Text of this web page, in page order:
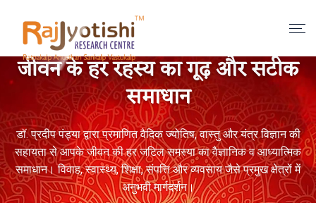
जीवन के हर रहस्य का गूढ़ और सटीक
समाधान
डॉ. प्रदीप पंड्या द्वारा प्रमाणित वैदिक ज्योतिष, वास्तु और यंत्र विज्ञान की
सहायता से आपके जीवन की हर जटिल समस्या का वैज्ञानिक व आध्यात्मिक
समाधान। विवाह, स्वास्थ्य, शिक्षा, संपत्ति और व्यवसाय जैसे प्रमुख क्षेत्रों में
अनुभवी मार्गदर्शन।